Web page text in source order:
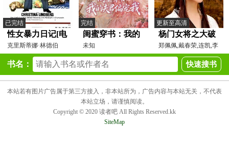
已完结
性女暴力日记[电
影解说]
克里斯蒂娜·林德伯
格,HeinzHopf,DespinaTo
完结
闺蜜穿书：我的
夫君偏宠我
未知
更新至高清
杨门女将之大破
天门阵
郑佩佩,戴春荣,连凯,李
若彤,李绮虹,宁静
书名：
本站若有图片广告属于第三方接入，非本站所为，广告内容与本站无关，不代表
本站立场，请谨慎阅读。
Copyright © 2020 读者吧 All Rights Reserved.kk
SiteMap